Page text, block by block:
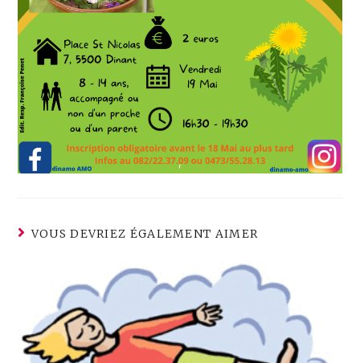
VOUS DEVRIEZ ÉGALEMENT AIMER